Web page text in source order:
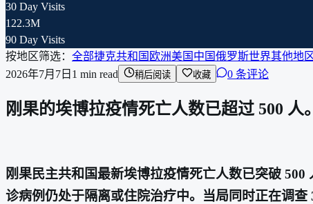
30 Day Visits
122.3M
90 Day Visits
按地区筛选： 全部捷克共和国 欧洲美国 中国俄罗斯世界其他地
2026年7月7日 1 min read 稍后阅读 收藏 0 条评论
刚果的埃博拉疫情死亡人数已超过 500
刚果民主共和国最新埃博拉疫情死亡人数已突破
诊病例仍处于隔离或住院治疗中。当局同时正在调查